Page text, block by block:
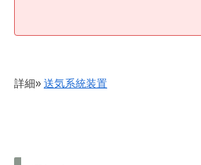
詳細» 送気系統装置